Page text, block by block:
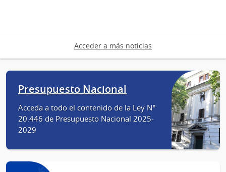
Acceder a más noticias
Presupuesto Nacional
Acceda a todo el contenido de la Ley N°
20.446 de Presupuesto Nacional 2025-
2029